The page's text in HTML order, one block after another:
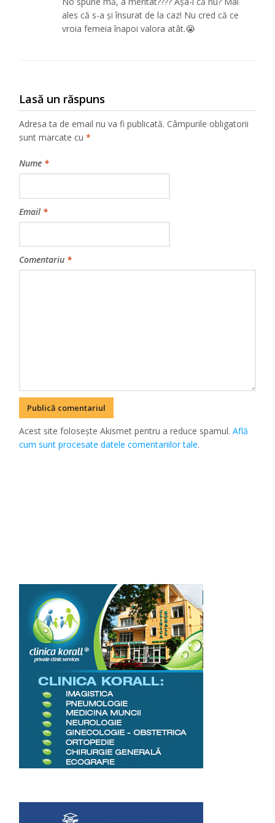
ales că s-a și însurat de la caz! Nu cred că ce
vroia femeia înapoi valora atât.😭
Lasă un răspuns
Adresa ta de email nu va fi publicată. Câmpurile obligatorii
sunt marcate cu*
Nume *
Email *
Comentariu *
Acest site folosește Akismet pentru a reduce spamul.Află
cum sunt procesate datele comentariilor tale.